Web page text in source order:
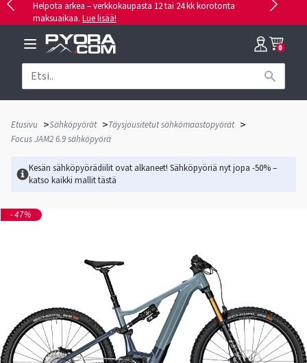
Helpota arkea – verkkokaupasta 12 tai 24 kk korotonta
maksuaikaa. Lue lisää!
0
Etusivu >Sähköpyörät >Täysjousitetut sähkömaastopyörät >
Focus JAM2 6.9 sähköpyörä
Kesän sähköpyörädiilit ovat alkaneet! Sähköpyöriä nyt jopa -50% –
katso kaikki mallittästä
-47%